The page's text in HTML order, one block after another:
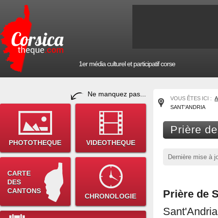
1er média culturel et participatif corse
Ne manquez pas...
PHOTOTHEQUE VIDEOTHEQUE
CARTE
DES
CANTONS
CHRONOLOGIE
VOUS ÊTES ICI :
SANT'ANDRIA
Prière
Dernière mise à
Prière de